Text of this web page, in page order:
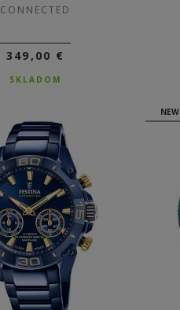
CONNECTED
349,00 €
SKLADOM
NEW